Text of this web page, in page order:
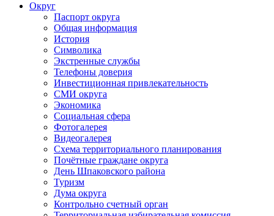
Округ
Паспорт округа
Общая информация
История
Символика
Экстренные службы
Телефоны доверия
Инвестиционная привлекательность
СМИ округа
Экономика
Социальная сфера
Фотогалерея
Видеогалерея
Схема территориального планирования
Почётные граждане округа
День Шпаковского района
Туризм
Дума округа
Контрольно счетный орган